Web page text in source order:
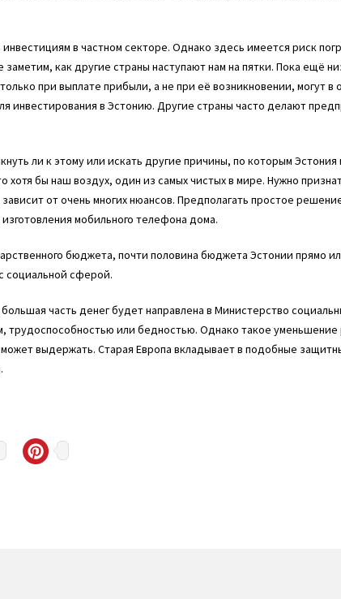
в частном секторе. Однако здесь имеется риск
как другие страны наступают нам на пятки. Пока ещё
при выплате прибыли, а не при её возникновении, могут в
инвестирования в Эстонию. Другие страны часто делают
ли к этому или искать другие причины, по которым Эстония
хотя бы наш воздух, один из самых чистых в мире. Нужно
от очень многих нюансов. Предполагать простое
мобильного телефона дома.
бюджета, почти половина бюджета Эстонии прямо
социальной сферой.
часть денег будет направлена в Министерство
трудоспособностью или бедностью. Однако такое
выдержать. Старая Европа вкладывает в подобные